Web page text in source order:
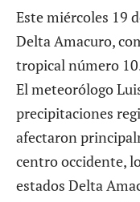
Este miércoles 19
Delta Amacuro,
tropical número
El meteorólogo
precipitaciones
afectaron
centro occidente,
estados Delta